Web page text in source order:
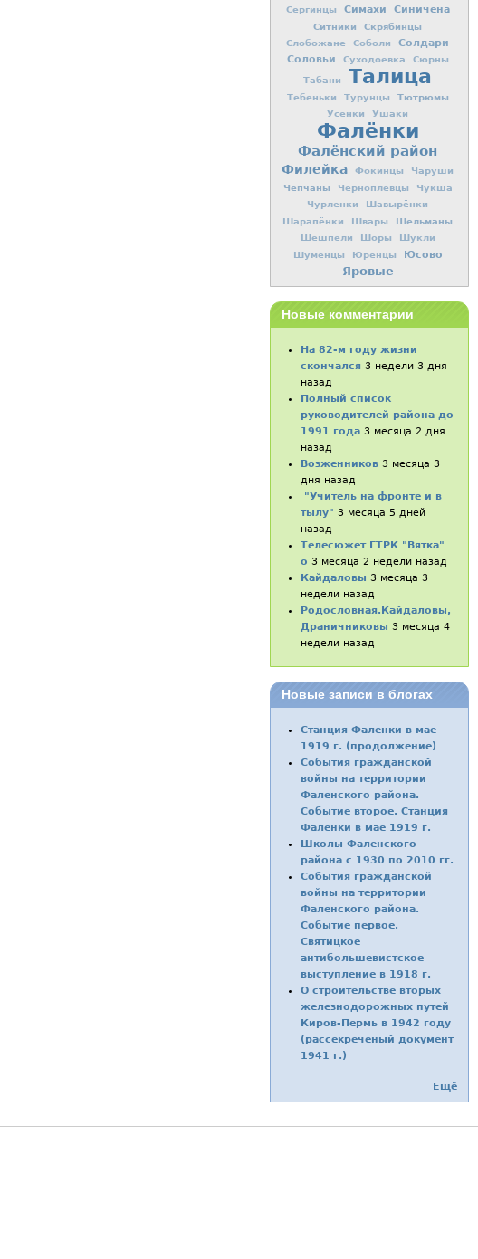
Сергинцы
Симахи Синичена
Ситники Скрябинцы
Слобожане Соболи
Солдари
Соловьи
Суходоевка Сюрны
Табани Талица
Тебеньки Турунцы Тютрюмы
Усёнки Ушаки
Фалёнки
Фалёнский район
Филейка Фокинцы Чаруши
Чепчаны Черноплевцы
Чукша
Чурленки
Шавырёнки
Шарапёнки
Швары Шельманы
Шешпели Шоры
Шукли
Шуменцы
Юренцы Юсово
Яровые
Новые комментарии
На 82-м году жизни
скончался 3 недели 3 дня
назад
Полный список
руководителей района до
1991 года 3 месяца 2 дня
назад
Возженников 3 месяца 3
дня назад
"Учитель на фронте и в
тылу" 3 месяца 5 дней
назад
Телесюжет ГТРК "Вятка"
о 3 месяца 2 недели назад
Кайдаловы 3 месяца 3
недели назад
Родословная.Кайдаловы,
Драничниковы 3 месяца 4
недели назад
Новые записи в блогах
Станция Фаленки в мае
1919 г. (продолжение)
События гражданской
войны на территории
Фаленского района.
Событие второе. Станция
Фаленки в мае 1919 г.
Школы Фаленского
района с 1930 по 2010 гг.
События гражданской
войны на территории
Фаленского района.
Событие первое.
Святицкое
антибольшевистское
выступление в 1918 г.
О строительстве вторых
железнодорожных путей
Киров-Пермь в 1942 году
(рассекреченый документ
1941 г.)
Ещё